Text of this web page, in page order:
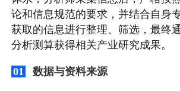
论和信息规范的要求，并结合自身
获取的信息进行整理、筛选，最终
分析测算获得相关产业研究成果。
01 数据与资料来源